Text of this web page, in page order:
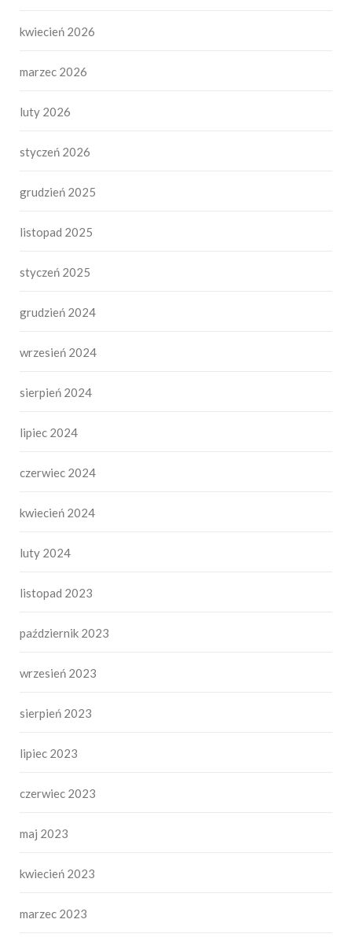
kwiecień 2026
marzec 2026
luty 2026
styczeń 2026
grudzień 2025
listopad 2025
styczeń 2025
grudzień 2024
wrzesień 2024
sierpień 2024
lipiec 2024
czerwiec 2024
kwiecień 2024
luty 2024
listopad 2023
październik 2023
wrzesień 2023
sierpień 2023
lipiec 2023
czerwiec 2023
maj 2023
kwiecień 2023
marzec 2023